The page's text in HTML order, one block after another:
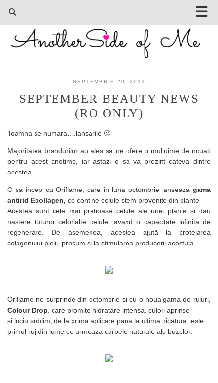
SEPTEMBRIE 20, 2013
SEPTEMBER BEAUTY NEWS
(RO ONLY)
Toamna se numara….lansarile 🙂
Majoritatea brandurilor au ales sa ne ofere o multuime de nouati
pentru acest anotimp, iar astazi o sa va prezint cateva dintre
acestea.
O sa incep cu Oriflame, care in luna octombrie lanseaza gama
antirid Ecollagen, ce contine celule stem provenite din plante.
Acestea sunt cele mai pretioase celule ale unei plante si dau
nastere tuturor celorlalte celule, avand o capacitate infinita de
regenerare. De asemenea, acestea ajută la protejarea
colagenului pielii, precum si la stimularea producerii acestuia.
Oriflame ne surprinde din octombrie si cu o noua gama de rujuri,
Colour Drop , care promite hidratare intensa, culori aprinse
si luciu sublim, de la prima aplicare pana la ultima picatura; este
primul ruj din lume ce urmeaza curbele naturale ale buzelor.